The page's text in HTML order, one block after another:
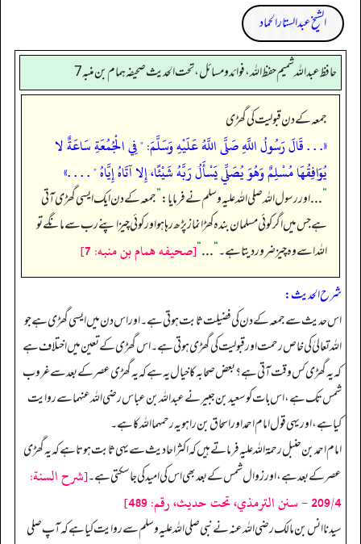
الشیخ عبدالستار الحماد
حافظ عبدالله شميم حفظ الله، فوائد و مسائل، تحت الحديث صحيفه همام بن منبه 7
جمعہ کے دن قبولیت کی گھڑی
«. . . قَالَ رَسُولُ اللَّهِ صَلَّى اللَّهُ عَلَيْهِ وَسَلَّمَ: " فِي الْجُمُعَةِ سَاعَةٌ لا
يُوَافِقُهَا مُسْلِمٌ وَهُوَ يُصَلِّي يَسْأَلُ رَبَّهُ شَيْئًا، إِلا آتَاهُ إِيَّاهُ " . . . .»
”. . . اور رسول اللہ صلی اللہ علیہ وسلم نے فرمایا:”جمعہ کے دن ایک ایسی گھڑی آتی
ہے جس میں اگر کوئی مسلمان بندہ کھڑا نماز پڑھ رہا ہو اور کوئی چیز اپنے رب سے مانگے تو
اللہ اسے وہ چیز ضرور دیتا ہے۔“
. . .
“[صحيفه همام بن منبه: 7]
شرح الحدیث:
اس حدیث سے جمعہ کے دن کی فضیلت ثابت ہوتی ہے۔ اور اس دن میں ایسی گھڑی ہے جو
الله تعالیٰ کی خاص رحمت اور قبولیت کی گھڑی ہوتی ہے۔ اس گھڑی کے تعین میں اختلاف ہے
کہ یہ گھڑی کس وقت آتی ہے؟ بعض صحابہ کا خیال یہ ہے کہ یہ گھڑی عصر کے بعد سے غروب
شمس تک ہے، اس بات کو سعید بن جبیر نے عبدالله بن عباس رضی الله عنہما سے روایت
کیا ہے، اور یہی قول امام احمد اور اسحاق بن راہویہ رحمہما الله کا ہے۔
امام احمد بن حنبل رحمة الله عليه فرماتے ہیں کہ اکثر احادیث سے یہی ثابت ہوتا ہے کہ یہ گھڑی
عصر کے بعد ہے، اور زوال شمس کے بعد بھی اس کی امید کی جا سکتی ہے۔[شرح السنة:
209/4 - سنن الترمذي، تحت حديث، رقم: 489]
سیدنا انس بن مالک رضی الله عنہ نے نبی صلی الله علیہ وسلم سے روایت کیا ہے کہ آپ صلی